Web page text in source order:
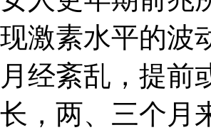
现激素水平的波
月经紊乱，提前
长，两、三个月